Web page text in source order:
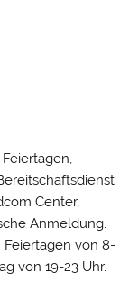
Center,
Anmeldung.
Feiertagen von 8-
von 19-23 Uhr.